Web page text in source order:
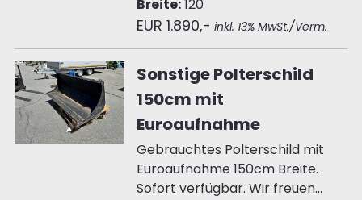
Breite:120
EUR 1.890,- inkl. 13% MwSt./Verm.
Sonstige Polterschild
150cm mit
Euroaufnahme
Gebrauchtes Polterschild mit
Euroaufnahme 150cm Breite.
Sofort verfügbar. Wir freuen...